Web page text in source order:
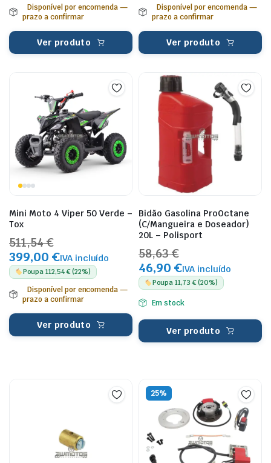
Disponível por encomenda —
prazo a confirmar
Ver produto
Disponível por encomenda —
prazo a confirmar
Ver produto
Mini Moto 4 Viper 50 Verde –
Tox
511,54 €
399,00 €IVA incluído
Poupa 112,54 € (22%)
Disponível por encomenda —
prazo a confirmar
Ver produto
Bidão Gasolina ProOctane
(C/Mangueira e Doseador)
20L – Polisport
58,63 €
46,90 €IVA incluído
Poupa 11,73 € (20%)
Em stock
Ver produto
25%